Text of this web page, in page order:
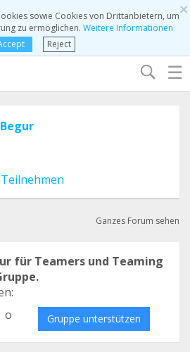
×
sowie Cookies von Drittanbietern, um
zu ermöglichen. Weitere Informationen
Reject
☰
Teilnehmen
Ganzes Forum sehen
für Teamers und Teaming
o Gruppe unterstützen